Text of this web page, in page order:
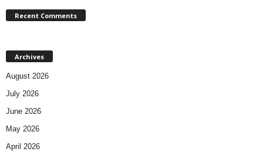
Recent Comments
Archives
August 2026
July 2026
June 2026
May 2026
April 2026